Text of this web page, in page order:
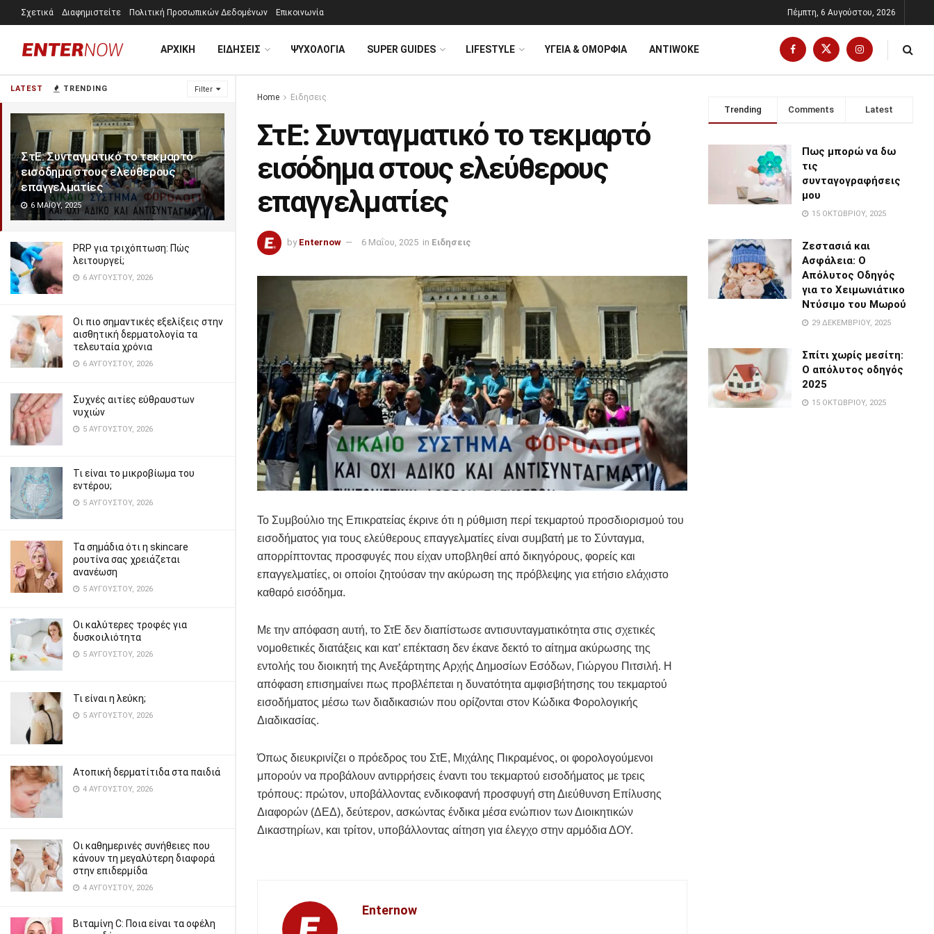
LATEST TRENDING Filter
ΣτΕ: Συνταγματικό το τεκμαρτό
εισόδημα στους ελεύθερους
επαγγελματίες
6 ΜΑΪ́ΟΥ, 2025
PRP για τριχόπτωση: Πώς
λειτουργεί;
6 ΑΥΓΟΎΣΤΟΥ, 2026
Οι πιο σημαντικές εξελίξεις στην
αισθητική δερματολογία τα
τελευταία χρόνια
6 ΑΥΓΟΎΣΤΟΥ, 2026
Συχνές αιτίες εύθραυστων
νυχιών
5 ΑΥΓΟΎΣΤΟΥ, 2026
Τι είναι το μικροβίωμα του
εντέρου;
5 ΑΥΓΟΎΣΤΟΥ, 2026
Τα σημάδια ότι η skincare
ρουτίνα σας χρειάζεται
ανανέωση
5 ΑΥΓΟΎΣΤΟΥ, 2026
Οι καλύτερες τροφές για
δυσκοιλιότητα
5 ΑΥΓΟΎΣΤΟΥ, 2026
Τι είναι η λεύκη;
5 ΑΥΓΟΎΣΤΟΥ, 2026
Ατοπική δερματίτιδα στα παιδιά
4 ΑΥΓΟΎΣΤΟΥ, 2026
Οι καθημερινές συνήθειες που
κάνουν τη μεγαλύτερη διαφορά
στην επιδερμίδα
4 ΑΥΓΟΎΣΤΟΥ, 2026
Βιταμίνη C: Ποια είναι τα οφέλη
Σχετικά Διαφημιστείτε Πολιτική Προσωπικών Δεδομένων Επικοινωνία Πέμπτη, 6 Αυγούστου, 2026
ΑΡΧΙΚΗ ΕΙΔΗΣΕΙΣ ΨΥΧΟΛΟΓΊΑ SUPER GUIDES LIFESTYLE ΥΓΕΙΑ & ΟΜΟΡΦΙΑ ANTIWOKE
Home Ειδησεις
ΣτΕ: Συνταγματικό το τεκμαρτό
εισόδημα στους ελεύθερους
επαγγελματίες
by Enternow 6 Μαΐου, 2025 in Ειδησεις
Το Συμβούλιο της Επικρατείας έκρινε ότι η ρύθμιση περί τεκμαρτού προσδιορισμού του
εισοδήματος για τους ελεύθερους επαγγελματίες είναι συμβατή με το Σύνταγμα,
απορρίπτοντας προσφυγές που είχαν υποβληθεί από δικηγόρους, φορείς και
επαγγελματίες, οι οποίοι ζητούσαν την ακύρωση της πρόβλεψης για ετήσιο ελάχιστο
καθαρό εισόδημα.
Με την απόφαση αυτή, το ΣτΕ δεν διαπίστωσε αντισυνταγματικότητα στις σχετικές
νομοθετικές διατάξεις και κατ’ επέκταση δεν έκανε δεκτό το αίτημα ακύρωσης της
εντολής του διοικητή της Ανεξάρτητης Αρχής Δημοσίων Εσόδων, Γιώργου Πιτσιλή. Η
απόφαση επισημαίνει πως προβλέπεται η δυνατότητα αμφισβήτησης του τεκμαρτού
εισοδήματος μέσω των διαδικασιών που ορίζονται στον Κώδικα Φορολογικής
Διαδικασίας.
Όπως διευκρινίζει ο πρόεδρος του ΣτΕ, Μιχάλης Πικραμένος, οι φορολογούμενοι
μπορούν να προβάλουν αντιρρήσεις έναντι του τεκμαρτού εισοδήματος με τρεις
τρόπους: πρώτον, υποβάλλοντας ενδικοφανή προσφυγή στη Διεύθυνση Επίλυσης
Διαφορών (ΔΕΔ), δεύτερον, ασκώντας ένδικα μέσα ενώπιον των Διοικητικών
Δικαστηρίων, και τρίτον, υποβάλλοντας αίτηση για έλεγχο στην αρμόδια ΔΟΥ.
Enternow
Trending Comments Latest
Πως μπορώ να δω
τις
συνταγογραφήσεις
μου
15 ΟΚΤΩΒΡΊΟΥ, 2025
Ζεστασιά και
Ασφάλεια: Ο
Απόλυτος Οδηγός
για το Χειμωνιάτικο
Ντύσιμο του Μωρού
29 ΔΕΚΕΜΒΡΊΟΥ, 2025
Σπίτι χωρίς μεσίτη:
Ο απόλυτος οδηγός
2025
15 ΟΚΤΩΒΡΊΟΥ, 2025